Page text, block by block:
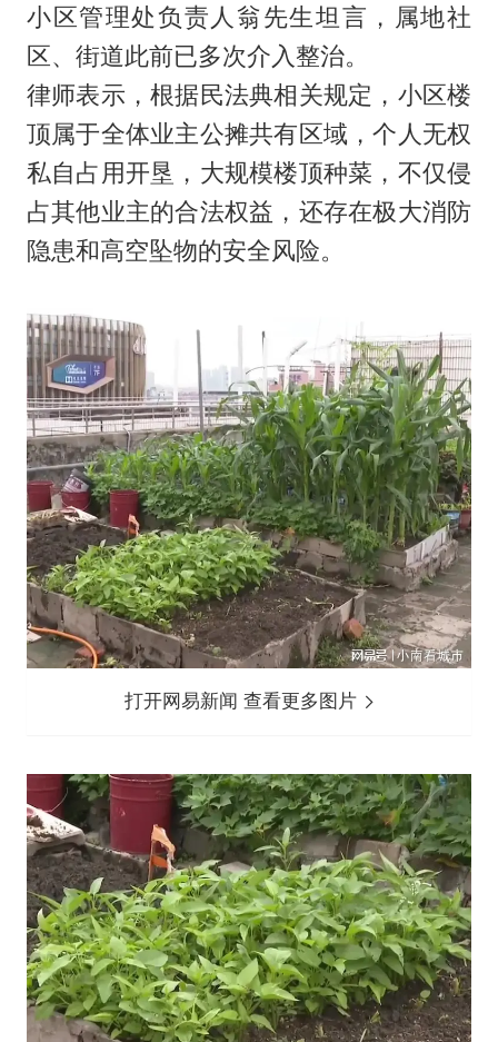
小区管理处负责人翁先生坦言，属地社
区、街道此前已多次介入整治。
律师表示，根据民法典相关规定，小区楼
顶属于全体业主公摊共有区域，个人无权
私自占用开垦，大规模楼顶种菜，不仅侵
占其他业主的合法权益，还存在极大消防
隐患和高空坠物的安全风险。
打开网易新闻 查看更多图片